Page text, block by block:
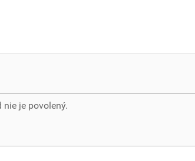
je povolený.